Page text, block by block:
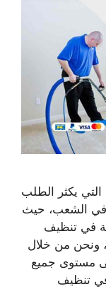
يكثر الطلب
في الشعب، حيث
في تنظيف
ونحن من خلال
مستوى جميع
تنظيف